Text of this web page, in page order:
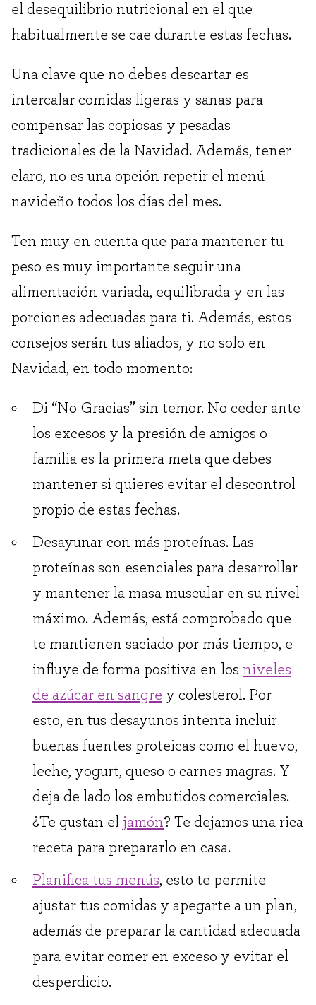
el desequilibrio nutricional en el que
habitualmente se cae durante estas fechas.
Una clave que no debes descartar es
intercalar comidas ligeras y sanas para
compensar las copiosas y pesadas
tradicionales de la Navidad. Además, tener
claro, no es una opción repetir el menú
navideño todos los días del mes.
Ten muy en cuenta que para mantener tu
peso es muy importante seguir una
alimentación variada, equilibrada y en las
porciones adecuadas para ti. Además, estos
consejos serán tus aliados, y no solo en
Navidad, en todo momento:
Di “No Gracias” sin temor. No ceder ante
los excesos y la presión de amigos o
familia es la primera meta que debes
mantener si quieres evitar el descontrol
propio de estas fechas.
Desayunar con más proteínas. Las
proteínas son esenciales para desarrollar
y mantener la masa muscular en su nivel
máximo. Además, está comprobado que
te mantienen saciado por más tiempo, e
influye de forma positiva en los niveles
de azúcar en sangre y colesterol. Por
esto, en tus desayunos intenta incluir
buenas fuentes proteicas como el huevo,
leche, yogurt, queso o carnes magras. Y
deja de lado los embutidos comerciales.
¿Te gustan el jamón? Te dejamos una rica
receta para prepararlo en casa.
Planifica tus menús, esto te permite
ajustar tus comidas y apegarte a un plan,
además de preparar la cantidad adecuada
para evitar comer en exceso y evitar el
desperdicio.